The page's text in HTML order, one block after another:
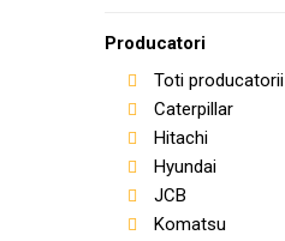
Producatori
Toti producatorii
Caterpillar
Hitachi
Hyundai
JCB
Komatsu